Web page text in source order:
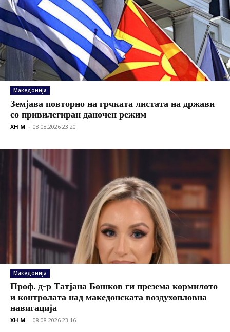
Македонија
Земјава повторно на грчката листата на држави
со привилегиран даночен режим
XH M - 08.08.2026 23:20
Македонија
Проф. д-р Татјана Бошков ги презема кормилото
и контролата над македонската воздухопловна
навигација
XH M - 08.08.2026 23:16